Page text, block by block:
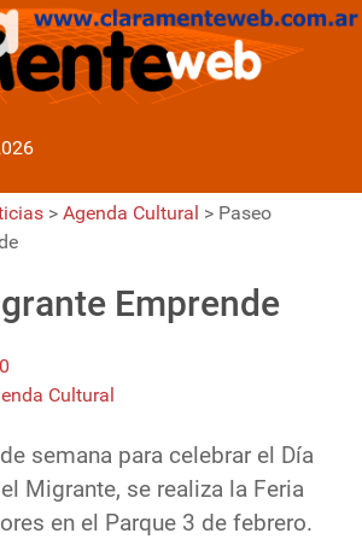
> Agenda Cultural > Paseo
Emprende
Cultural
semana para celebrar el Día
Migrante, se realiza la Feria
en el Parque 3 de febrero.